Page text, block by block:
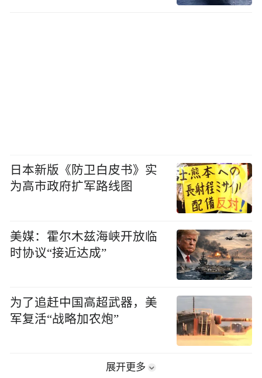
日本新版《防卫白皮书》实
为高市政府扩军路线图
美媒：霍尔木兹海峡开放临
时协议“接近达成”
为了追赶中国高超武器，美
军复活“战略加农炮”
展开更多